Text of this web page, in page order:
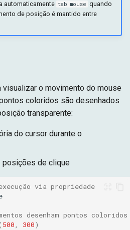
automaticamente tab.mouse quando
de posição é mantido entre
visualizar o movimento do mouse
coloridos são desenhados
transparente:
do cursor durante o
posições de clique
via propriedade
desenham pontos coloridos
500, 300)